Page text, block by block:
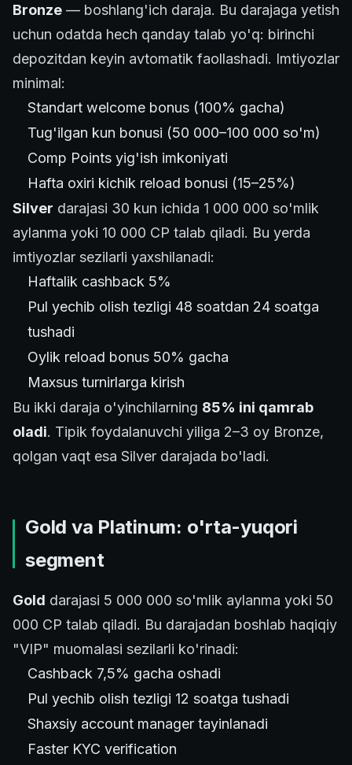
Bronze — boshlang'ich daraja. Bu darajaga yetish
uchun odatda hech qanday talab yo'q: birinchi
depozitdan keyin avtomatik faollashadi. Imtiyozlar
minimal:
Standart welcome bonus (100% gacha)
Tug'ilgan kun bonusi (50 000–100 000 so'm)
Comp Points yig'ish imkoniyati
Hafta oxiri kichik reload bonusi (15–25%)
Silver darajasi 30 kun ichida 1 000 000 so'mlik
aylanma yoki 10 000 CP talab qiladi. Bu yerda
imtiyozlar sezilarli yaxshilanadi:
Haftalik cashback 5%
Pul yechib olish tezligi 48 soatdan 24 soatga
tushadi
Oylik reload bonus 50% gacha
Maxsus turnirlarga kirish
Bu ikki daraja o'yinchilarning 85% ini qamrab
oladi. Tipik foydalanuvchi yiliga 2–3 oy Bronze,
qolgan vaqt esa Silver darajada bo'ladi.
Gold va Platinum: o'rta-yuqori
segment
Gold darajasi 5 000 000 so'mlik aylanma yoki 50
000 CP talab qiladi. Bu darajadan boshlab haqiqiy
"VIP" muomalasi sezilarli ko'rinadi:
Cashback 7,5% gacha oshadi
Pul yechib olish tezligi 12 soatga tushadi
Shaxsiy account manager tayinlanadi
Faster KYC verification